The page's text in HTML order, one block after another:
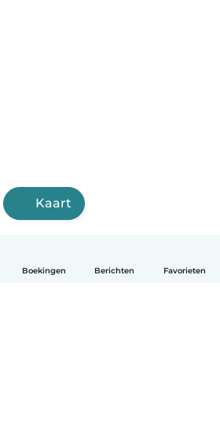
Boekingen Berichten Favorieten
Kaart